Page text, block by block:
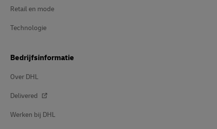
Retail en mode
Technologie
Bedrijfsinformatie
Over DHL
Delivered
Werken bij DHL